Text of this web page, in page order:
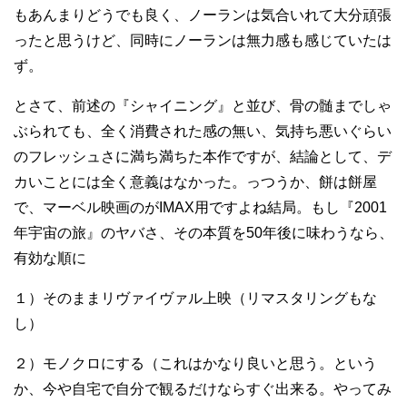
もあんまりどうでも良く、ノーランは気合いれて大分頑張
ったと思うけど、同時にノーランは無力感も感じていたは
ず。
とさて、前述の『シャイニング』と並び、骨の髄までしゃ
ぶられても、全く消費された感の無い、気持ち悪いぐらい
のフレッシュさに満ち満ちた本作ですが、結論として、デ
カいことには全く意義はなかった。っつうか、餅は餅屋
で、マーベル映画のがIMAX用ですよね結局。もし『2001
年宇宙の旅』のヤバさ、その本質を50年後に味わうなら、
有効な順に
１）そのままリヴァイヴァル上映（リマスタリングもな
し）
２）モノクロにする（これはかなり良いと思う。という
か、今や自宅で自分で観るだけならすぐ出来る。やってみ